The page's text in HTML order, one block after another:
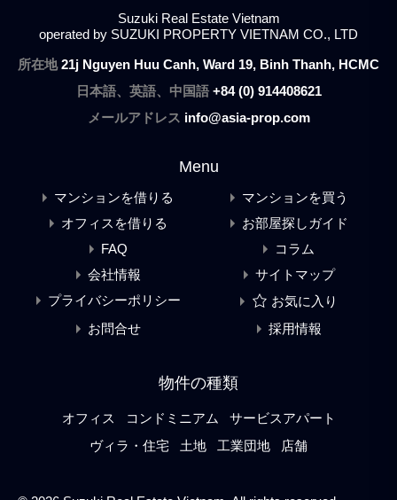
Suzuki Real Estate Vietnam
operated by SUZUKI PROPERTY VIETNAM CO., LTD
所在地21j Nguyen Huu Canh, Ward 19, Binh Thanh, HCMC
日本語、英語、中国語 +84 (0) 914408621
メールアドレス info@asia-prop.com
Menu
マンションを借りる
マンションを買う
オフィスを借りる
お部屋探しガイド
FAQ
コラム
会社情報
サイトマップ
プライバシーポリシー
お気に入り
お問合せ
採用情報
物件の種類
オフィス コンドミニアム
サービスアパート
ヴィラ・住宅
土地 工業団地 店舗